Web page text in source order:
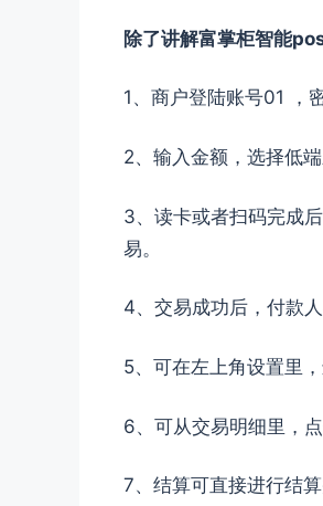
除了讲解富掌柜智能
1、商户登陆账号01 ，
2、输入金额，选择低
3、读卡或者扫码完成
易。
4、交易成功后，付款
5、可在左上角设置里
6、可从交易明细里，
7、结算可直接进行结